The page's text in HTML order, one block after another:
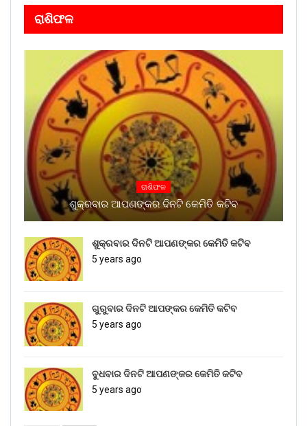
ରାଶିଫଳ
ରାଶିଫଳ
ଶୁକ୍ରବାର ଆପଣଙ୍କର ଦିନଟି କେମିତି କଟିବ
ଶୁକ୍ରବାର ଦିନଟି ଆପଣଙ୍କର କେମିତି କଟିବ
5 years ago
ଗୁରୁବାର ଦିନଟି ଆପଙ୍କର କେମିତି କଟିବ
5 years ago
ବୁଧବାର ଦିନଟି ଆପଣଙ୍କର କେମିତି କଟିବ
5 years ago